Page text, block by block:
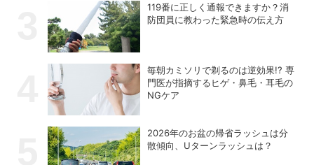
119番に正しく通報できますか？消
防団員に教わった緊急時の伝え方
毎朝カミソリで剃るのは逆効果!? 専
門医が指摘するヒゲ・鼻毛・耳毛の
NGケア
2026年のお盆の帰省ラッシュは分
散傾向、Uターンラッシュは？